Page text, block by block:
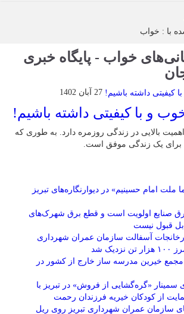
با : خواب
خواب - پایگاه خبری
27 آبان 1402
و با کیفیتی داشته باشیم!
بالایی در زندگی روزمره دارد. به طوری که
برای یک زندگی موفق است.
ملت امام حسینیم» در دیوارنگاره‌های تبریز
صنایع اولویت است و قطع برق شهرک‌های
قبول نیست
آسفالت سازمان عمران شهرداری
شد
خیرین مدرسه ‌ساز خارج از کشور در
سمینار «گره‌گشایی از فروش» در تبریز با
از کودکان خیریه فرزندان رحمت
سازمان عمران شهرداری تبریز روی ریل